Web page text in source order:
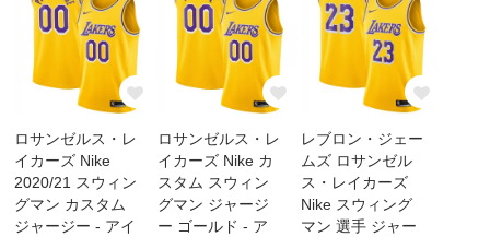
ロサンゼルス・レ
イカーズ Nike
2020/21 スウィン
グマン カスタム
ジャージー - アイ
ロサンゼルス・レ
イカーズ Nike カ
スタム スウィン
グマン ジャージ
ー ゴールド - ア
レブロン・ジェー
ムズ ロサンゼル
ス・レイカーズ
Nike スウィング
マン 選手 ジャー